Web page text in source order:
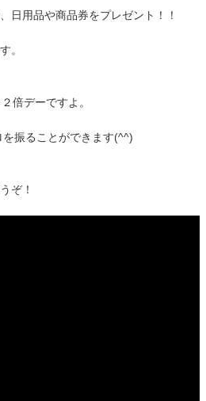
日用品や商品券をプレゼント！！
。
倍デーですよ。
振ることができます(^^)
ぞ！